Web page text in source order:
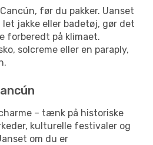
før du pakker. Uanset
jakke eller badetøj, gør det
forberedt på klimaet.
solcreme eller en paraply,
– tænk på historiske
kulturelle festivaler og
om du er